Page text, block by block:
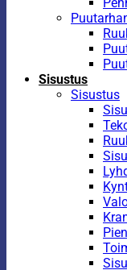
Sisustus
Sisustus